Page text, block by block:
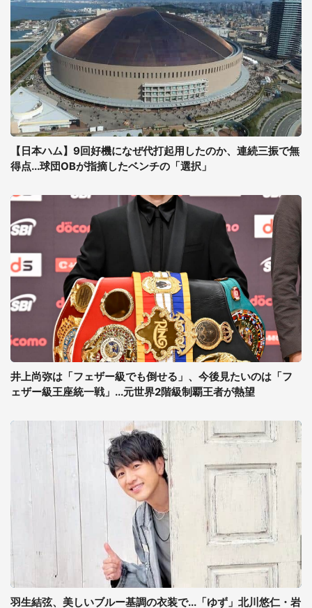
【日本ハム】9回好機になぜ代打起用したのか、連続三振で無
得点...球団OBが指摘したベンチの「選択」
井上尚弥は「フェザー級でも倒せる」、今後見たいのは「フ
ェザー級王座統一戦」...元世界2階級制覇王者が熱望
羽生結弦、美しいブルー基調の衣装で...「ゆず」北川悠仁・岩